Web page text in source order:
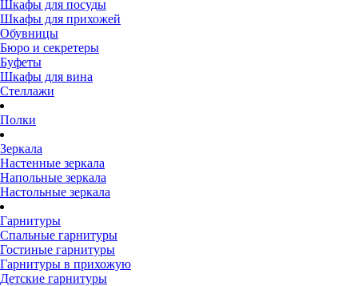
Шкафы для посуды
Шкафы для прихожей
Обувницы
Бюро и секретеры
Буфеты
Шкафы для вина
Стеллажи
Полки
Зеркала
Настенные зеркала
Напольные зеркала
Настольные зеркала
Гарнитуры
Спальные гарнитуры
Гостиные гарнитуры
Гарнитуры в прихожую
Детские гарнитуры